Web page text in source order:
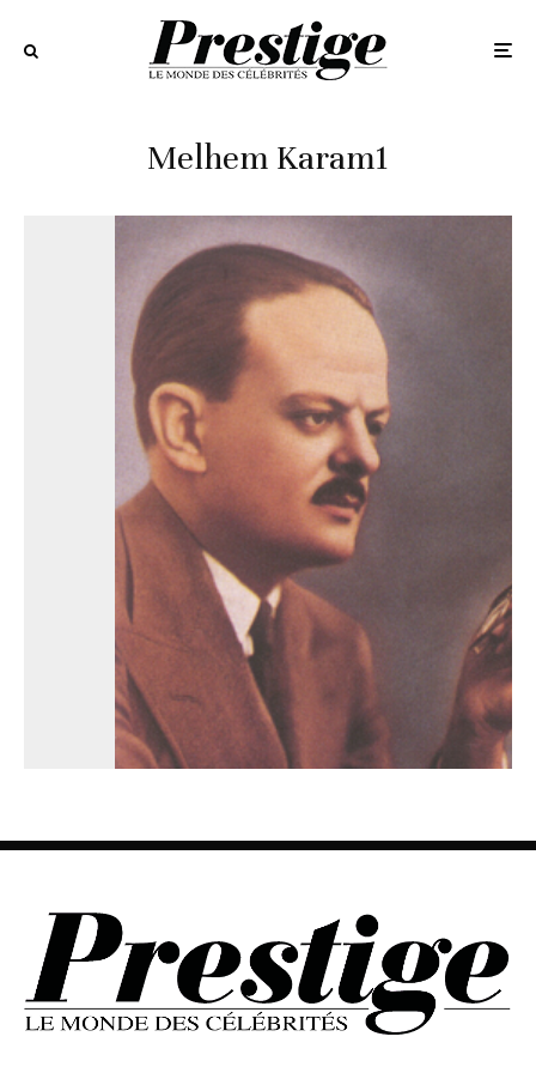
Melhem Karam1